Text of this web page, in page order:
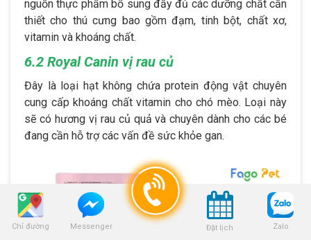
Chỉ đường Messenger Đặt lịch Zalo
nguồn thực phẩm bổ sung đầy đủ các dưỡng chất cần
thiết cho thú cưng bao gồm đạm, tinh bột, chất xơ,
vitamin và khoáng chất.
6.2 Royal Canin vị rau củ
Đây là loại hạt không chứa protein động vật chuyên
cung cấp khoáng chất vitamin cho chó mèo. Loại này
sẽ có hương vị rau củ quả và chuyên dành cho các bé
đang cần hỗ trợ các vấn đề sức khỏe gan.